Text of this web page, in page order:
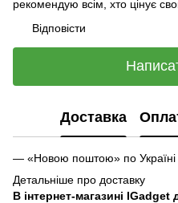
рекомендую всім, хто цінує
Відповісти
Доставка
— «Новою поштою» по Україні
Детальніше про доставку
В інтернет-магазині IGadget